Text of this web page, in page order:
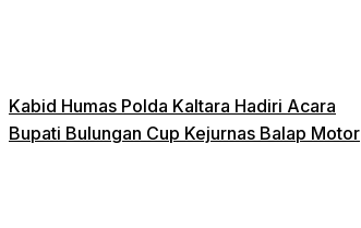
Kabid Humas Polda Kaltara Hadiri Acara
Bupati Bulungan Cup Kejurnas Balap Motor